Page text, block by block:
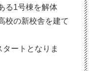
る1号棟を解体
校の新校舎を建て
ートとなりま